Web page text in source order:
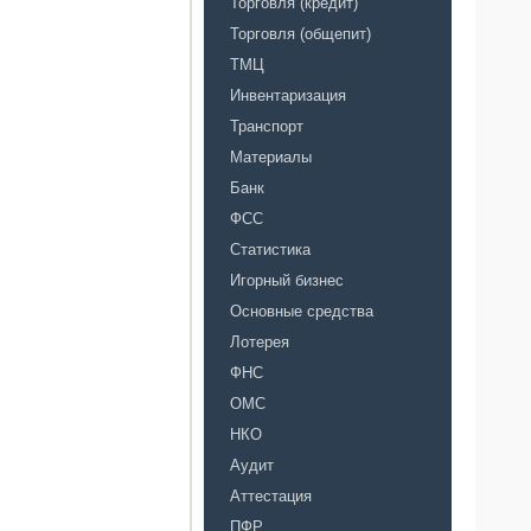
Торговля (общепит)
ТМЦ
Инвентаризация
Транспорт
Материалы
Банк
ФСС
Статистика
Игорный бизнес
Основные средства
Лотерея
ФНС
ОМС
НКО
Аудит
Аттестация
ПФР